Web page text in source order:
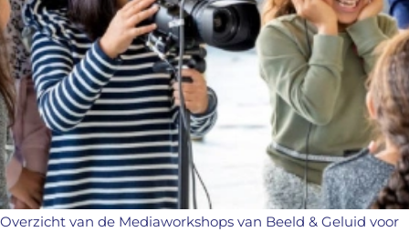
Overzicht van de Mediaworkshops van Beeld & Geluid voor